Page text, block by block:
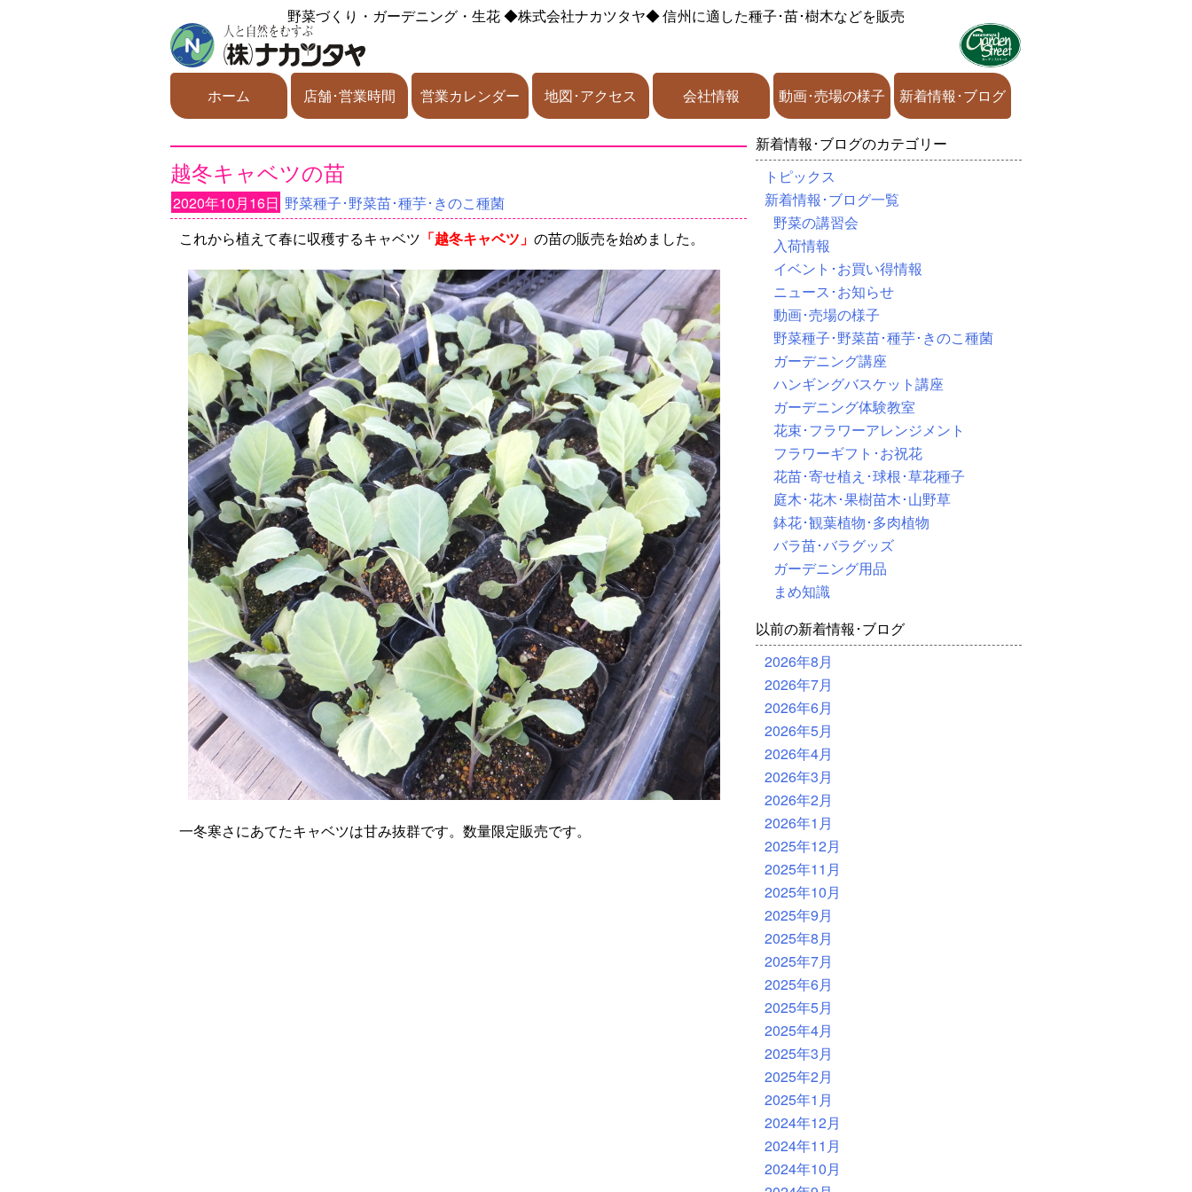
野菜づくり・ガーデニング・生花◆株式会社ナカツタヤ◆信州に適した種子･苗･樹木などを販売
ホーム 店舗･営業時間 営業カレンダー 地図･アクセス 会社情報 動画･売場の様子 新着情報･ブログ
越冬キャベツの苗
2020年10月16日 野菜種子･野菜苗･種芋･きのこ種菌
これから植えて春に収穫するキャベツ 「越冬キャベツ」 の苗の販売を始めました。
一冬寒さにあてたキャベツは甘み抜群です。数量限定販売です。
新着情報･ブログのカテゴリー
トピックス
新着情報･ブログ一覧
野菜の講習会
入荷情報
イベント･お買い得情報
ニュース･お知らせ
動画･売場の様子
野菜種子･野菜苗･種芋･きのこ種菌
ガーデニング講座
ハンギングバスケット講座
ガーデニング体験教室
花束･フラワーアレンジメント
フラワーギフト･お祝花
花苗･寄せ植え･球根･草花種子
庭木･花木･果樹苗木･山野草
鉢花･観葉植物･多肉植物
バラ苗･バラグッズ
ガーデニング用品
まめ知識
以前の新着情報･ブログ
2026年8月
2026年7月
2026年6月
2026年5月
2026年4月
2026年3月
2026年2月
2026年1月
2025年12月
2025年11月
2025年10月
2025年9月
2025年8月
2025年7月
2025年6月
2025年5月
2025年4月
2025年3月
2025年2月
2025年1月
2024年12月
2024年11月
2024年10月